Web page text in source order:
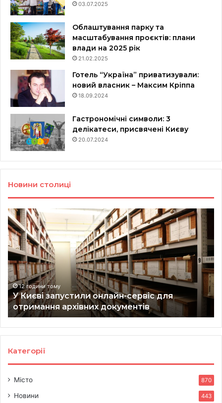
03.07.2025
Облаштування парку та
масштабування проєктів: плани
влади на 2025 рік
21.02.2025
Готель “Україна” приватизували:
новий власник – Максим Кріппа
18.09.2024
Гастрономічні символи: 3
делікатеси, присвячені Києву
20.07.2024
Новини столиці
У
Києві
запустили
онлайн-
сервіс
для
отримання
архівних
документів
12 години тому
У Києві запустили онлайн-сервіс для
отримання архівних документів
за
як
Категорії
Місто 870
Новини 443